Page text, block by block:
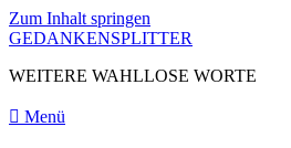
Zum Inhalt springen
GEDANKENSPLITTER
WEITERE WAHLLOSE WORTE
Menü